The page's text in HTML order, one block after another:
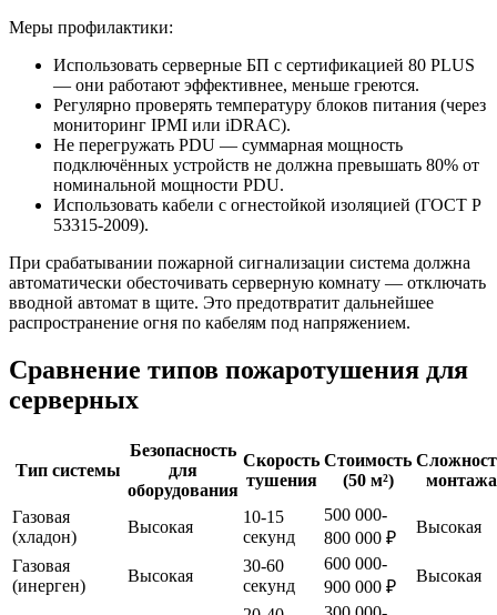
Меры профилактики:
Использовать серверные БП с сертификацией 80 PLUS
— они работают эффективнее, меньше греются.
Регулярно проверять температуру блоков питания (через
мониторинг IPMI или iDRAC).
Не перегружать PDU — суммарная мощность
подключённых устройств не должна превышать 80% от
номинальной мощности PDU.
Использовать кабели с огнестойкой изоляцией (ГОСТ Р
53315-2009).
При срабатывании пожарной сигнализации система должна
автоматически обесточивать серверную комнату — отключать
вводной автомат в щите. Это предотвратит дальнейшее
распространение огня по кабелям под напряжением.
Сравнение типов пожаротушения для
серверных
Тип системы
Безопасность
для
оборудования
Скорость
тушения
Стоимость
(50 м²)
монтажа
Газовая
(хладон)
Высокая
10-15
секунд
500 000-
800 000 ₽
Высокая
Газовая
(инерген)
Высокая
30-60
секунд
600 000-
900 000 ₽
Высокая